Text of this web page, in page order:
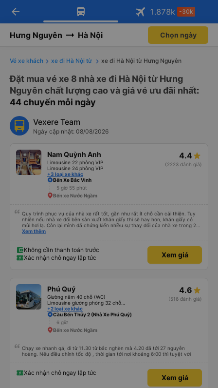
Tải app Vexere ngay!
Nhận ưu đãi thành viên độc
Mở app
Tải app Vexere
-30k/ghế khi đặt vé máy bay qua
Mở app
arrow_back 1.878k -30k
Hưng Nguyên Hà Nội Chọn ngày
Vé xe khách xe đi Hà Nội từ xe đi Hà Nội từ Hưng Nguyên
Đặt mua vé xe 8 nhà xe đi Hà Nội từ Hưng
Nguyên chất lượng cao và giá vé ưu đãi nhất:
44 chuyến mỗi ngày
Vexere Team
Ngày cập nhật: 08/08/2026
Nam Quỳnh Anh
Limousine 22 phòng VIP
Limousine 24 phòng VIP
+3 loại xe khác
4.4
(2223 đánh giá)
Bến Xe Bắc Vinh
5 giờ 55 phút
Bến xe Nước Ngầm
Quy trình phục vụ của nhà xe rất tốt, gần như rất ít chỗ cần cải thiện. Tuy
nhiên nếu nhà xe đổi bên sản xuất khăn giấy thì sẽ hay hơn, khăn giấy có
mùi hơi lạ. Còn lại mình đã chứng kiến nhiều sự thay đổi của nhà xe trong 2
tháng vừa rồi: tài xế và phụ xe ngày càng thân thiện, quy trình phục vụ rõ
Xem thêm
Không cần thanh toán trước
Xác nhận chỗ ngay lập tức
Xem giá
Phú Quý
Giường nằm 40 chỗ (WC)
+2 loại xe khác
4.6
(516 đánh giá)
Cầu Bến Thủy 2 (Nhà Xe Phú Quý)
6 giờ
Bến xe Nước Ngầm
Chạy xe nhanh qá, đi từ 11.30 từ bắc nghèn mà 4.20 đã tới 27 nguyễn
hoàng. Nếu điều chỉnh tốc độ , thời gian tới nơi khoảng 6:00 thì tuyệt vời
Xác nhận chỗ ngay lập tức
Xem giá